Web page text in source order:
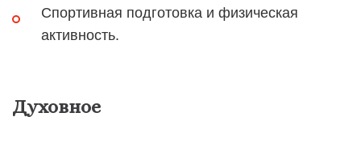
Спортивная подготовка и физическая
активность.
Духовное